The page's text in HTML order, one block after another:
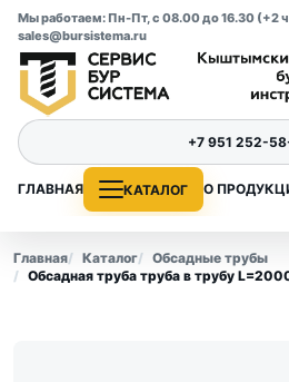
Мы работаем: Пн-Пт, с 08.00 до 16.30 (+2
sales@bursistema.ru
ГЛАВНАЯ КАТАЛОГ О
+7 951 252-
Главная Каталог
Обсадные трубы
Обсадная труба труба в трубу